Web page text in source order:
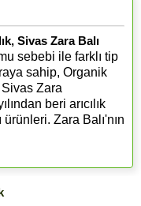
Sivas Zara Balı
sebebi ile farklı tip
sahip, Organik
Sivas Zara
beri arıcılık
Zara Balı'nın